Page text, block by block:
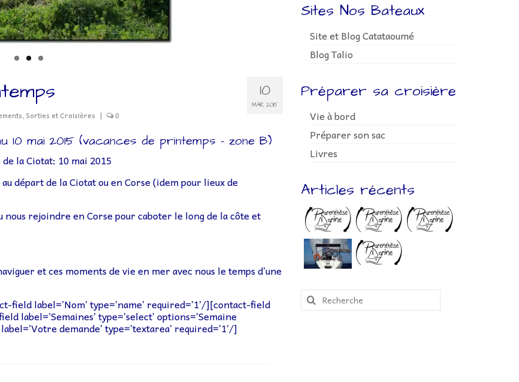
10
MAR 2015
, Sorties et Croisières | 0
mai 2015 (vacances de printemps – zone B)
la Ciotat: 10 mai 2015
départ de la Ciotat ou en Corse (idem pour lieux de
rejoindre en Corse pour caboter le long de la côte et
et ces moments de vie en mer avec nous le temps d’une
label=’Nom’ type=’name’ required=’1’/][contact-field
label=’Semaines’ type=’select’ options=’Semaine
demande’ type=’textarea’ required=’1’/]
Sites Nos Bateaux
Site et Blog Catataoumé
Blog Talio
Préparer sa croisière
Vie à bord
Préparer son sac
Livres
Articles récents
Rechercher
: